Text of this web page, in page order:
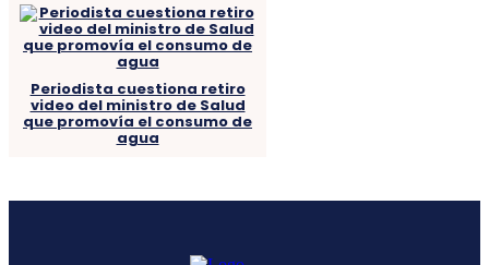
Periodista cuestiona retiro
video del ministro de Salud
que promovía el consumo de
agua